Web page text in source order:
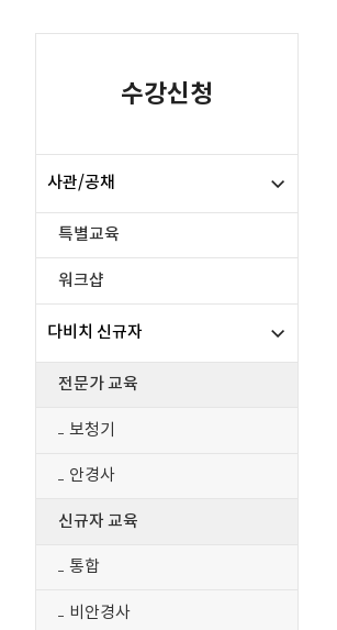
수강신청
사관/공채
특별교육
워크샵
다비치 신규자
전문가 교육
보청기
안경사
신규자 교육
통합
비안경사